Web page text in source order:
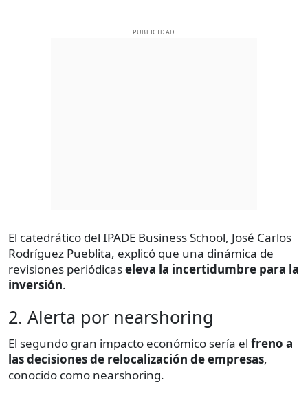
PUBLICIDAD
El catedrático del IPADE Business School, José Carlos
Rodríguez Pueblita, explicó que una dinámica de
revisiones periódicaseleva la incertidumbre para la
inversión.
2. Alerta por nearshoring
El segundo gran impacto económico sería el freno a
las decisiones de relocalización de empresas,
conocido como nearshoring.